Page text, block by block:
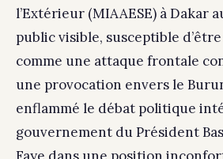
l’Extérieur (MIAAESE) à Dakar
public visible, susceptible
comme une attaque frontale
une provocation envers le
enflammé le débat politique
gouvernement du Président